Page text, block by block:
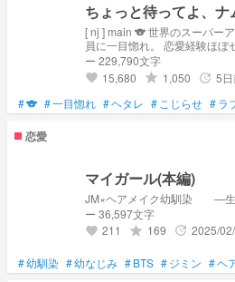
ちょっと待ってよ、ナ
[ nj ] main 🐨 世界のスーパーアイドルナムジュンが、本屋の店
員に一目惚れ。 恋愛経験ほぼ
とお近づきになる為に奮闘す
は激しく甘い、ピュアなこじら
𝘛𝘩𝘦𝘮𝘢 𝘴𝘰𝘯𝘨.『𝘚𝘱𝘳𝘪𝘯𝘨 𝘋𝘢𝘺』 【🏆ﾃﾞｲﾘｰ(恋愛) 32位
(2022/05/18) ※公開後、誤字脱字や文章の修正を入れる事があ
ります、ご理解いただけると
ー 229,790文字
favorite 15,680 grade 1,050 update 5
#🐨 #一目惚れ #ヘタレ # こじらせ #ラ
恋愛
マイガール(本編)
JM×ヘアメイク幼馴染 —生
ー 36,597文字
favorite 211 grade 169 update 2025/
#幼馴染 #幼なじみ #BTS #ジミン #ヘ